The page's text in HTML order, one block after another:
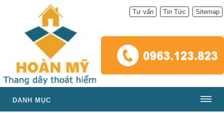
Tư vấn Tin Tức Sitemap
DANH MỤC